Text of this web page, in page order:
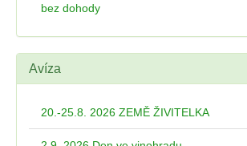
bez dohody
Avíza
20.-25.8. 2026 ZEMĚ ŽIVITELKA